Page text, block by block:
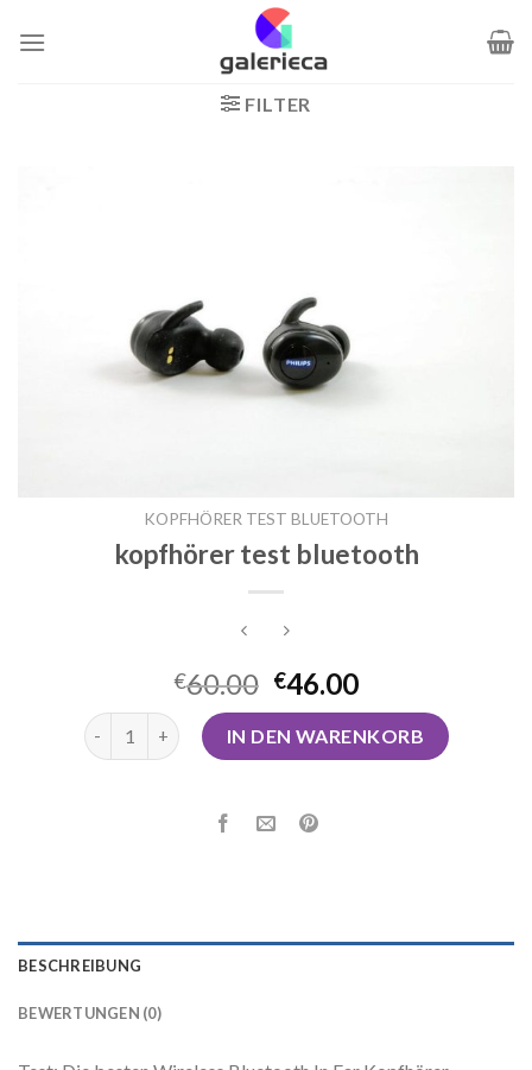
Inhalt
FILTER
KOPFHÖRER TEST BLUETOOTH
kopfhörer test bluetooth
€60.00 €46.00
kopfhörer test bluetooth Menge
IN DEN WARENKORB
BESCHREIBUNG
BEWERTUNGEN (0)